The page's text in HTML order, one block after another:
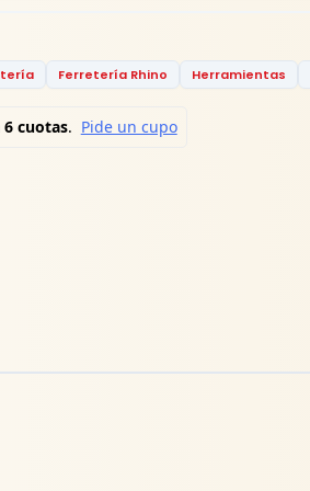
Ferretería Rhino Herramientas